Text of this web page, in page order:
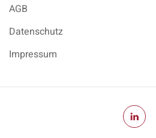
AGB
Datenschutz
Impressum